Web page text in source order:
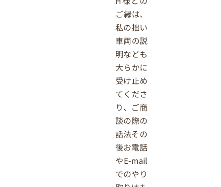
ご縁は、
私の拙い
車両の説
明なども
大らかに
受け止め
てくださ
り、ご商
談の際の
話法その
後お電話
やE-mail
でのやり